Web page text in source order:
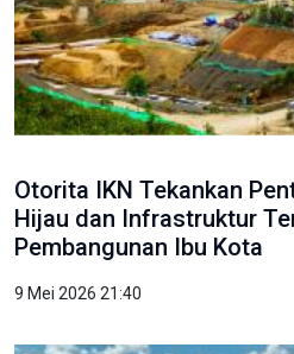
Otorita IKN Tekankan
Hijau dan Infrastruktur
Pembangunan Ibu Kota
9 Mei 2026 21:40